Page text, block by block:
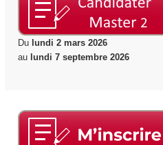
Du lundi 2 mars 2026
au lundi 7 septembre 2026